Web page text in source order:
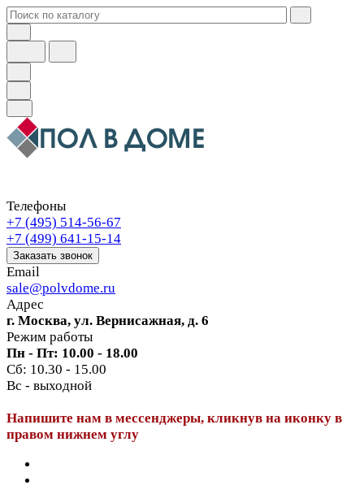
Телефоны
+7 (495) 514-56-67
+7 (499) 641-15-14
Заказать звонок
Email
sale@polvdome.ru
Адрес
г. Москва, ул. Вернисажная, д. 6
Режим работы
Пн - Пт: 10.00 - 18.00
Сб: 10.30 - 15.00
Вс - выходной
Напишите нам в мессенджеры, кликнув на иконку в
правом нижнем углу